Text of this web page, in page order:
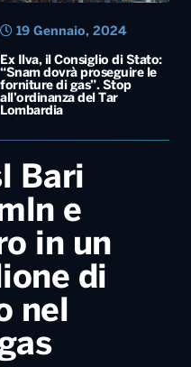
Ex Ilva, il Consiglio di Stato:
“Snam dovrà proseguire le
forniture di gas”. Stop
all’ordinanza del Tar
Lombardia
19 Gennaio, 2024
Bari
e
in un
di
nel